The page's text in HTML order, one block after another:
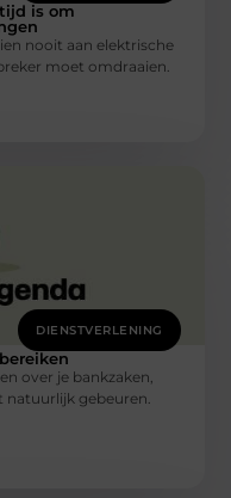
is om
nooit aan elektrische
moet omdraaien.
DIENSTVERLENING
over je bankzaken,
natuurlijk gebeuren.